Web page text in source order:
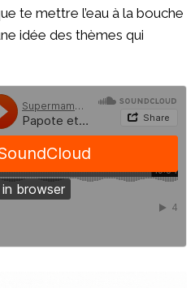
te mettre l’eau à la bouche
idée des thèmes qui